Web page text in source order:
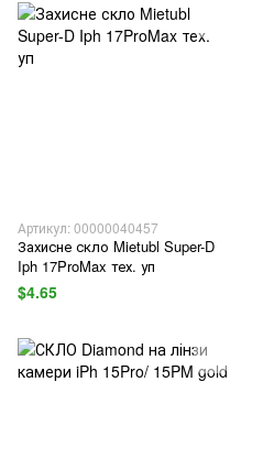
Артикул: 00000040457
Захисне скло Mietubl Super-D
Iph 17ProMax тех. уп
$4.65